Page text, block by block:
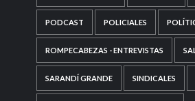
PODCAST POLICIALES
ROMPECABEZAS - ENTREVISTAS
SARANDÍ GRANDE SINDICALES